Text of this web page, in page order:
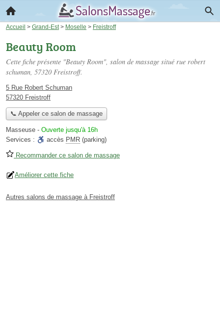
Accueil > Grand-Est > Moselle > Freistroff
Beauty Room
Cette fiche présente "Beauty Room", salon de massage situé rue robert
schuman, 57320 Freistroff.
5 Rue Robert Schuman
57320 Freistroff
📞 Appeler ce salon de massage
Masseuse - Ouverte jusqu'à 16h
Services :
accès PMR (parking)
Recommander ce salon de massage
Améliorer cette fiche
Autres salons de massage à Freistroff